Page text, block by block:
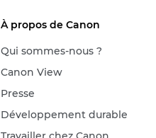
À propos de Canon
Qui sommes-nous ?
Canon View
Presse
Développement durable